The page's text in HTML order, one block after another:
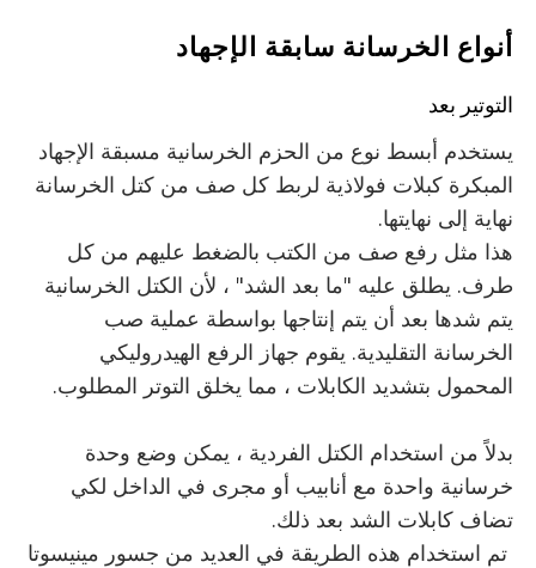
أنواع الخرسانة سابقة الإجهاد
التوتير بعد
يستخدم أبسط نوع من الحزم الخرسانية مسبقة الإجهاد
المبكرة كبلات فولاذية لربط كل صف من كتل الخرسانة
نهاية إلى نهايتها.
هذا مثل رفع صف من الكتب بالضغط عليهم من كل
طرف. يطلق عليه "ما بعد الشد" ، لأن الكتل الخرسانية
يتم شدها بعد أن يتم إنتاجها بواسطة عملية صب
الخرسانة التقليدية. يقوم جهاز الرفع الهيدروليكي
المحمول بتشديد الكابلات ، مما يخلق التوتر المطلوب.
بدلاً من استخدام الكتل الفردية ، يمكن وضع وحدة
خرسانية واحدة مع أنابيب أو مجرى في الداخل لكي
تضاف كابلات الشد بعد ذلك.
تم استخدام هذه الطريقة في العديد من جسور مينيسوتا